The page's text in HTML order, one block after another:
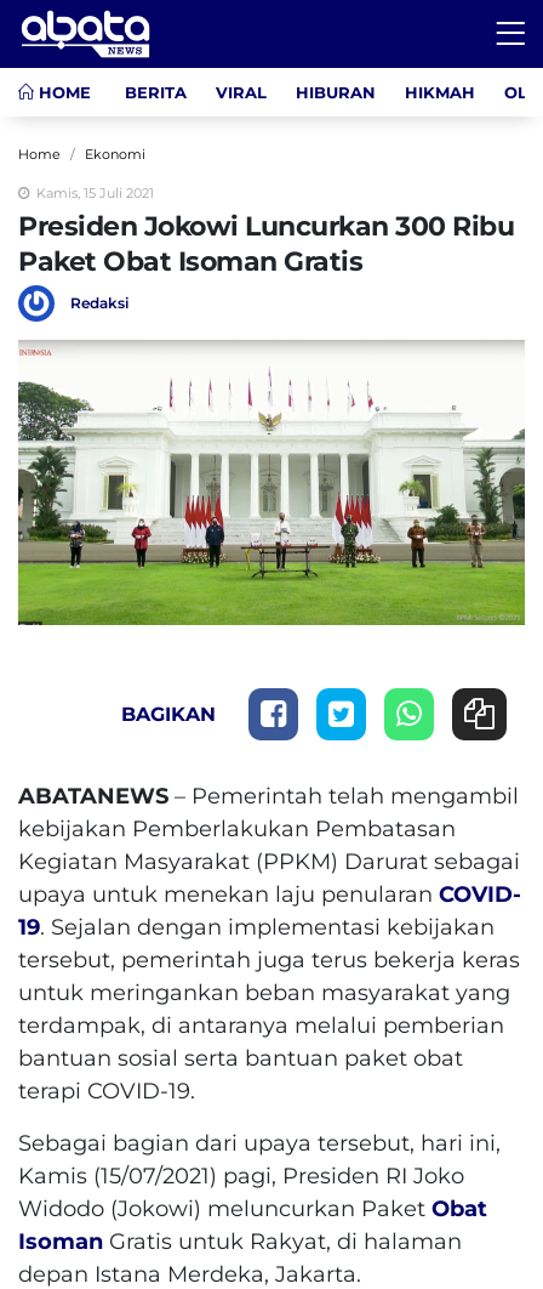
HOME BERITA VIRAL HIBURAN HIKMAH
Home Ekonomi
Kamis, 15 Juli 2021
Presiden Jokowi Luncurkan 300 Ribu
Paket Obat Isoman Gratis
Redaksi
BAGIKAN
ABATANEWS – Pemerintah telah mengambil
kebijakan Pemberlakukan Pembatasan
Kegiatan Masyarakat (PPKM) Darurat sebagai
upaya untuk menekan laju penularan COVID-
19. Sejalan dengan implementasi kebijakan
tersebut, pemerintah juga terus bekerja keras
untuk meringankan beban masyarakat yang
terdampak, di antaranya melalui pemberian
bantuan sosial serta bantuan paket obat
terapi COVID-19.
Sebagai bagian dari upaya tersebut, hari ini,
Kamis (15/07/2021) pagi, Presiden RI Joko
Widodo (Jokowi) meluncurkan Paket Obat
Isoman Gratis untuk Rakyat, di halaman
depan Istana Merdeka, Jakarta.